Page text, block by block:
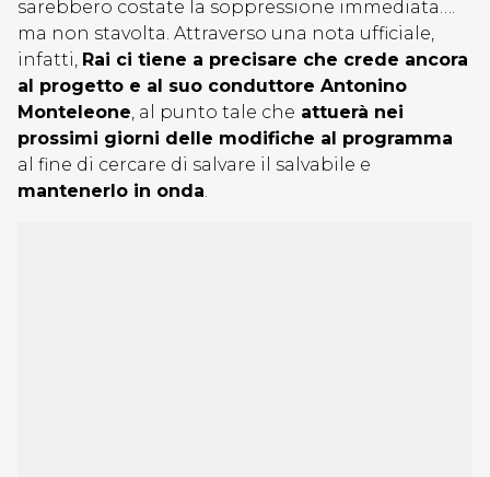
sarebbero costate la soppressione immediata….
ma non stavolta. Attraverso una nota ufficiale,
infatti, Rai ci tiene a precisare che crede ancora
al progetto e al suo conduttore Antonino
Monteleone, al punto tale che attuerà nei
prossimi giorni delle modifiche al programma
al fine di cercare di salvare il salvabile e
mantenerlo in onda.